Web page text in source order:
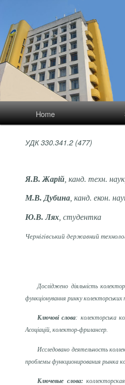
Home
УДК 330.341.2 (477)
Я.В. Жарій , канд. техн.
М.В. Дубина , канд. екон.
Ю.В. Лях , студентка
Чернігівський державний
Досліджено діяльність
функціонування ринку колекторських
Ключові слова: колекторська
Асоціацій, колектор-фрилансер.
Исследовано деятельность
проблемы функционирования рынка
Ключевые слова: